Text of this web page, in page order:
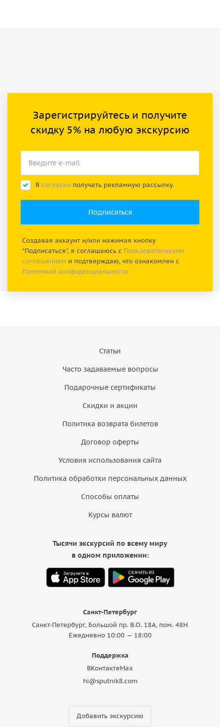
Зарегистрируйтесь и получите
скидку 5% на любую экскурсию
Я согласен получать рекламную рассылку.
Создавая аккаунт и/или нажимая кнопку
"Подписаться", я соглашаюсь с Пользовательским
соглашением и подтверждаю, что ознакомлен с
Политикой конфиденциальности
Статьи
Часто задаваемые вопросы
Подарочные сертификаты
Скидки и акции
Политика возврата билетов
Договор оферты
Условия использования сайта
Политика обработки персональных данных
Способы оплаты
Курсы валют
Санкт-Петербург
Санкт-Петербург, Большой пр. В.О. 18A, пом. 48Н
Ежедневно 10:00 — 18:00
Поддержка
ВКонтактеMax
hi@sputnik8.com
Добавить экскурсию
Тысячи экскурсий по всему миру
в одном приложении: